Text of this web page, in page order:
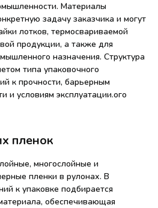
Материалы
задачу заказчика и могут
лотков, термосвариваемой
продукции, а также для
назначения. Структура
типа упаковочного
к прочности, барьерным
и условиям эксплуатации.ого
пленок
многослойные и
пленки в рулонах. В
к упаковке подбирается
обеспечивающая